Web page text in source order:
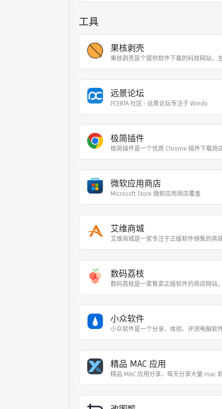
工具
果核剥壳
果核剥壳是个提供软件下载的科技网站，
远景论坛
PCEBTA 社区 - 远景论坛专注于 Windo
极简插件
极简插件是一个优质 Chrome 插件下载商
微软应用商店
Microsoft Store 微软应用商店覆盖
艾维商城
艾维商城是一家专注于正版软件销售的商
数码荔枝
数码荔枝是一家售卖正版软件的商店网站
小众软件
小众软件是一个分享、体验、评测电脑软
精品 MAC 应用
精品 MAC 应用分享，每天分享大量 mac